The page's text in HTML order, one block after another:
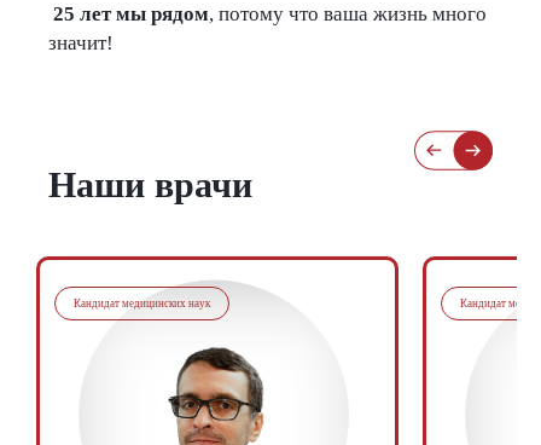
25 лет мы рядом, потому что ваша жизнь много
значит!
Наши врачи
Кандидат медицинских наук Кандидат